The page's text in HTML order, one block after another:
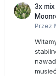
3x
Przez